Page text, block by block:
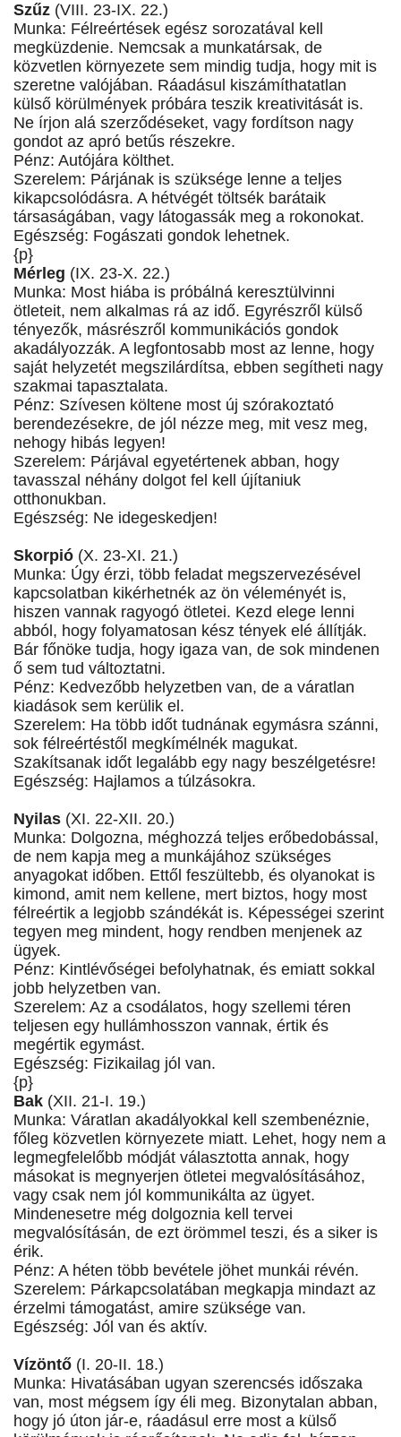
Szűz (VIII. 23-IX. 22.)
Munka: Félreértések egész sorozatával kell
megküzdenie. Nemcsak a munkatársak, de
közvetlen környezete sem mindig tudja, hogy mit is
szeretne valójában. Ráadásul kiszámíthatatlan
külső körülmények próbára teszik kreativitását is.
Ne írjon alá szerződéseket, vagy fordítson nagy
gondot az apró betűs részekre.
Pénz: Autójára költhet.
Szerelem: Párjának is szüksége lenne a teljes
kikapcsolódásra. A hétvégét töltsék barátaik
társaságában, vagy látogassák meg a rokonokat.
Egészség: Fogászati gondok lehetnek.
{p}
Mérleg (IX. 23-X. 22.)
Munka: Most hiába is próbálná keresztülvinni
ötleteit, nem alkalmas rá az idő. Egyrészről külső
tényezők, másrészről kommunikációs gondok
akadályozzák. A legfontosabb most az lenne, hogy
saját helyzetét megszilárdítsa, ebben segítheti nagy
szakmai tapasztalata.
Pénz: Szívesen költene most új szórakoztató
berendezésekre, de jól nézze meg, mit vesz meg,
nehogy hibás legyen!
Szerelem: Párjával egyetértenek abban, hogy
tavasszal néhány dolgot fel kell újítaniuk
otthonukban.
Egészség: Ne idegeskedjen!
Skorpió (X. 23-XI. 21.)
Munka: Úgy érzi, több feladat megszervezésével
kapcsolatban kikérhetnék az ön véleményét is,
hiszen vannak ragyogó ötletei. Kezd elege lenni
abból, hogy folyamatosan kész tények elé állítják.
Bár főnöke tudja, hogy igaza van, de sok mindenen
ő sem tud változtatni.
Pénz: Kedvezőbb helyzetben van, de a váratlan
kiadások sem kerülik el.
Szerelem: Ha több időt tudnának egymásra szánni,
sok félreértéstől megkímélnék magukat.
Szakítsanak időt legalább egy nagy beszélgetésre!
Egészség: Hajlamos a túlzásokra.
Nyilas (XI. 22-XII. 20.)
Munka: Dolgozna, méghozzá teljes erőbedobással,
de nem kapja meg a munkájához szükséges
anyagokat időben. Ettől feszültebb, és olyanokat is
kimond, amit nem kellene, mert biztos, hogy most
félreértik a legjobb szándékát is. Képességei szerint
tegyen meg mindent, hogy rendben menjenek az
ügyek.
Pénz: Kintlévőségei befolyhatnak, és emiatt sokkal
jobb helyzetben van.
Szerelem: Az a csodálatos, hogy szellemi téren
teljesen egy hullámhosszon vannak, értik és
megértik egymást.
Egészség: Fizikailag jól van.
{p}
Bak (XII. 21-I. 19.)
Munka: Váratlan akadályokkal kell szembenéznie,
főleg közvetlen környezete miatt. Lehet, hogy nem a
legmegfelelőbb módját választotta annak, hogy
másokat is megnyerjen ötletei megvalósításához,
vagy csak nem jól kommunikálta az ügyet.
Mindenesetre még dolgoznia kell tervei
megvalósításán, de ezt örömmel teszi, és a siker is
érik.
Pénz: A héten több bevétele jöhet munkái révén.
Szerelem: Párkapcsolatában megkapja mindazt az
érzelmi támogatást, amire szüksége van.
Egészség: Jól van és aktív.
Vízöntő (I. 20-II. 18.)
Munka: Hivatásában ugyan szerencsés időszaka
van, most mégsem így éli meg. Bizonytalan abban,
hogy jó úton jár-e, ráadásul erre most a külső